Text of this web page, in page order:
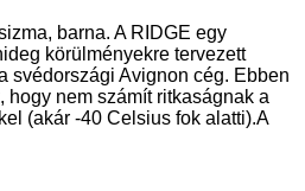
barna. A RIDGE egy
körülményekre tervezett
svédországi Avignon cég. Ebben
hogy nem számít ritkaságnak a
(akár -40 Celsius fok alatti).A